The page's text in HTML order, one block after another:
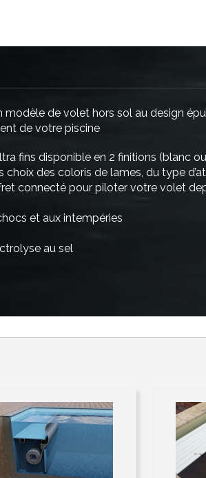
de volet hors sol au design
de votre piscine
fins disponible en 2 finitions (blanc
choix des coloris de lames, du type
connecté pour piloter votre volet
et aux intempéries
au sel